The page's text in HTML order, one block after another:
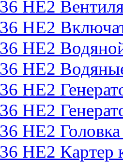
НЕ2
НЕ2
НЕ2
НЕ2
НЕ2
НЕ2
НЕ2 Головка
НЕ2 Картер